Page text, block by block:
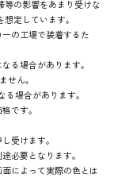
等の影響をあまり受けな
定しています。
の工場で装着するた
る場合があります。
せん。
場合があります。
です。
受けます。
必要となります。
によって実際の色とは